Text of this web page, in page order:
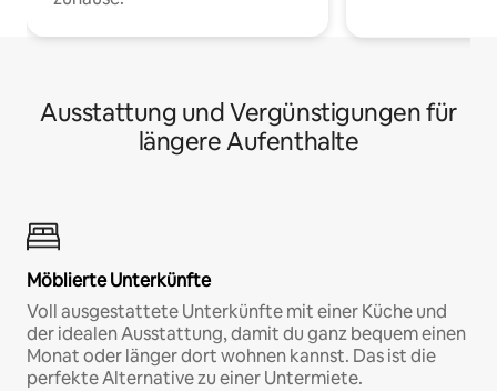
Ausstattung und Vergünstigungen für
längere Aufenthalte
Möblierte Unterkünfte
Voll ausgestattete Unterkünfte mit einer Küche und
der idealen Ausstattung, damit du ganz bequem einen
Monat oder länger dort wohnen kannst. Das ist die
perfekte Alternative zu einer Untermiete.